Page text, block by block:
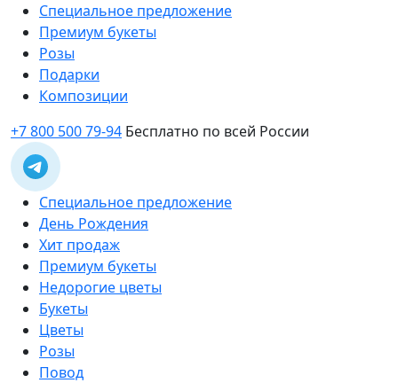
Специальное предложение
Премиум букеты
Розы
Подарки
Композиции
+7 800 500 79-94 Бесплатно по всей России
Специальное предложение
День Рождения
Хит продаж
Премиум букеты
Недорогие цветы
Букеты
Цветы
Розы
Повод